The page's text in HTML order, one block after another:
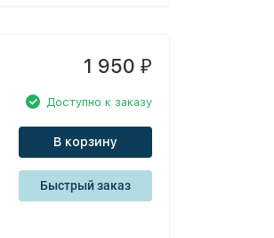
1 950 ₽
Доступно к заказу
В корзину
Быстрый заказ